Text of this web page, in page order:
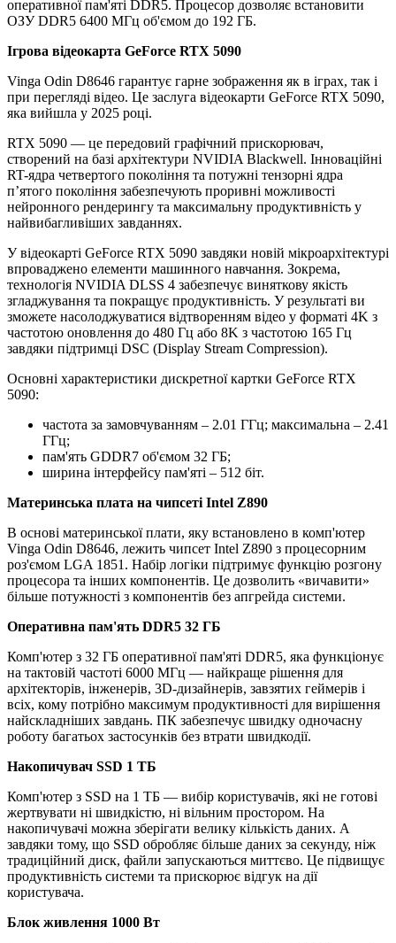
оперативної пам'яті DDR5. Процесор дозволяє встановити
ОЗУ DDR5 6400 МГц об'ємом до 192 ГБ.
Ігрова відеокарта GeForce RTX 5090
Vinga Odin D8646 гарантує гарне зображення як в іграх, так і
при перегляді відео. Це заслуга відеокарти GeForce RTX 5090,
яка вийшла у 2025 році.
RTX 5090 — це передовий графічний прискорювач,
створений на базі архітектури NVIDIA Blackwell. Інноваційні
RT-ядра четвертого покоління та потужні тензорні ядра
п’ятого покоління забезпечують проривні можливості
нейронного рендерингу та максимальну продуктивність у
найвибагливіших завданнях.
У відеокарті GeForce RTX 5090 завдяки новій мікроархітектурі
впроваджено елементи машинного навчання. Зокрема,
технологія NVIDIA DLSS 4 забезпечує виняткову якість
згладжування та покращує продуктивність. У результаті ви
зможете насолоджуватися відтворенням відео у форматі 4K з
частотою оновлення до 480 Гц або 8K з частотою 165 Гц
завдяки підтримці DSC (Display Stream Compression).
Основні характеристики дискретної картки GeForce RTX
5090:
частота за замовчуванням – 2.01 ГГц; максимальна – 2.41
ГГц;
пам'ять GDDR7 об'ємом 32 ГБ;
ширина інтерфейсу пам'яті – 512 біт.
Материнська плата на чипсеті Intel Z890
В основі материнської плати, яку встановлено в комп'ютер
Vinga Odin D8646, лежить чипсет Intel Z890 з процесорним
роз'ємом LGA 1851. Набір логіки підтримує функцію розгону
процесора та інших компонентів. Це дозволить «вичавити»
більше потужності з компонентів без апгрейда системи.
Оперативна пам'ять DDR5 32 ГБ
Комп'ютер з 32 ГБ оперативної пам'яті DDR5, яка функціонує
на тактовій частоті 6000 МГц — найкраще рішення для
архітекторів, інженерів, 3D-дизайнерів, завзятих геймерів і
всіх, кому потрібно максимум продуктивності для вирішення
найскладніших завдань. ПК забезпечує швидку одночасну
роботу багатьох застосунків без втрати швидкодії.
Накопичувач SSD 1 ТБ
Комп'ютер з SSD на 1 ТБ — вибір користувачів, які не готові
жертвувати ні швидкістю, ні вільним простором. На
накопичувачі можна зберігати велику кількість даних. А
завдяки тому, що SSD обробляє більше даних за секунду, ніж
традиційний диск, файли запускаються миттєво. Це підвищує
продуктивність системи та прискорює відгук на дії
користувача.
Блок живлення 1000 Вт